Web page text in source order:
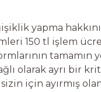
yapma
150 tl işlem
olarak ayrı bir
için ayırmış